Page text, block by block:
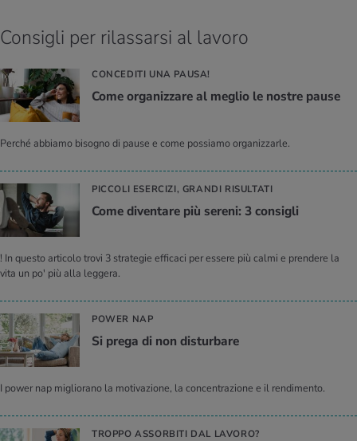
Consigli per rilassarsi al lavoro
CONCEDITI UNA PAUSA!
Come or­ga­niz­za­re al me­glio le no­stre pause
Perché abbiamo bisogno di pause e come possiamo organizzarle.
PICCOLI ESERCIZI, GRANDI RISULTATI
Come di­ven­ta­re più se­re­ni: 3 con­si­gli
! In questo articolo trovi 3 strategie efficaci per essere più calmi e prendere la
vita un po' più alla leggera.
POWER NAP
Si prega di non di­stur­ba­re
I power nap migliorano la motivazione, la concentrazione e il rendimento.
TROPPO ASSORBITI DAL LAVORO?